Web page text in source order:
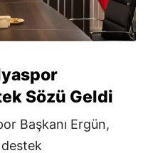
Sözü Geldi
Başkanı Ergün,
destek